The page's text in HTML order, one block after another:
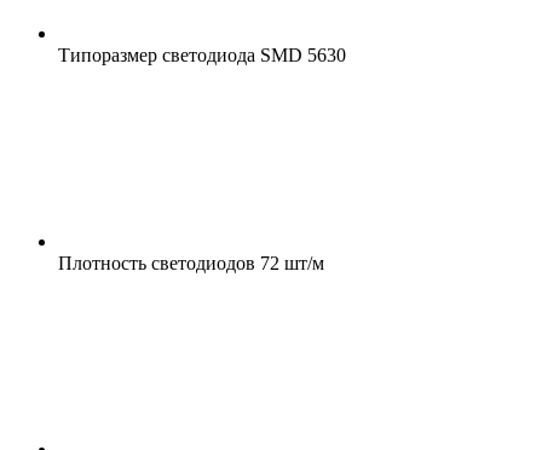
Типоразмер светодиода SMD 5630
Плотность светодиодов 72 шт/м